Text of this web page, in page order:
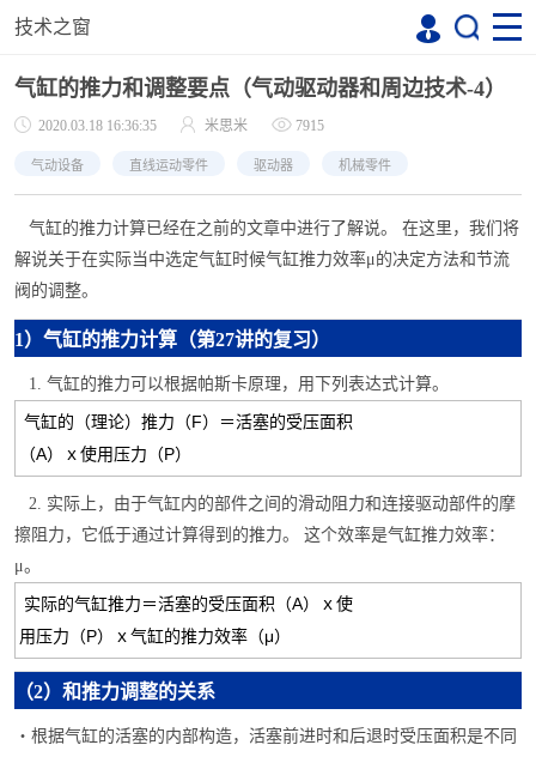
技术之窗
气缸的推力和调整要点（气动驱动器和周边技术-4）
2020.03.18 16:36:35 米思米 7915
气动设备 直线运动零件 驱动器 机械零件
气缸的推力计算已经在之前的文章中进行了解说。 在这里，我们将
解说关于在实际当中选定气缸时候气缸推力效率μ的决定方法和节流
阀的调整。
1）气缸的推力计算（第27讲的复习）
1. 气缸的推力可以根据帕斯卡原理，用下列表达式计算。
气缸的（理论）推力（F）＝活塞的受压面积
（A）ｘ使用压力（P）
2. 实际上，由于气缸内的部件之间的滑动阻力和连接驱动部件的摩
擦阻力，它低于通过计算得到的推力。 这个效率是气缸推力效率：
μ。
实际的气缸推力＝活塞的受压面积（A）ｘ使
用压力（P）ｘ气缸的推力效率（μ）
（2）和推力调整的关系
・ 根据气缸的活塞的内部构造，活塞前进时和后退时受压面积是不同